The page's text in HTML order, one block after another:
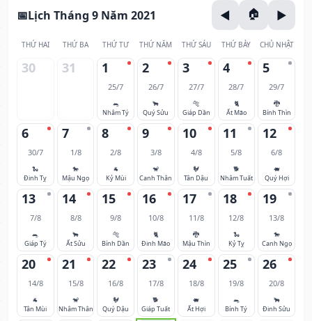
Lịch Tháng 9 Năm 2021
THỨ HAI THỨ BA THỨ TƯ THỨ NĂM THỨ SÁU THỨ BẢY CHỦ NHẬT
30 31 1
25/7
🐀
Nhâm Tý
2
26/7
🐂
Quý Sửu
3
27/7
🐅
Giáp Dần
4
28/7
🐈
Ất Mão
5
29/7
🐉
Bính Thìn
6
30/7
🐍
Đinh Tỵ
7
1/8
🐎
Mậu Ngọ
8
2/8
🐐
Kỷ Mùi
9
3/8
🐒
Canh Thân
10
4/8
🐓
Tân Dậu
11
5/8
🐕
Nhâm Tuất
12
6/8
🐖
Quý Hợi
13
7/8
🐀
Giáp Tý
14
8/8
🐂
Ất Sửu
15
9/8
🐅
Bính Dần
16
10/8
🐈
Đinh Mão
17
11/8
🐉
Mậu Thìn
18
12/8
🐍
Kỷ Tỵ
19
13/8
🐎
Canh Ngọ
20
14/8
🐐
Tân Mùi
21
15/8
🐒
Nhâm Thân
22
16/8
🐓
Quý Dậu
23
17/8
🐕
Giáp Tuất
24
18/8
🐖
Ất Hợi
25
19/8
🐀
Bính Tý
26
20/8
🐂
Đinh Sửu